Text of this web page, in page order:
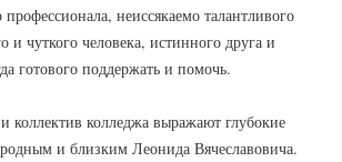
профессионала, неиссякаемо талантливого
и чуткого человека, истинного друга и
готового поддержать и помочь.
коллектив колледжа выражают глубокие
и близким Леонида Вячеславовича.